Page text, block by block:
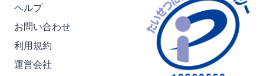
ヘルプ
お問い合わせ
利用規約
運営会社